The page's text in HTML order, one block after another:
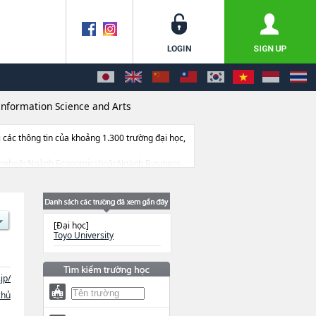
Science and Arts
các thông tin của khoảng 1.300 trường đại học,
EconomicshoặcNgành Business
tin liên quan đến thi tuyển như số lượng
[Đại học]
Toyo University